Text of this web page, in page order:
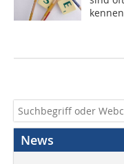
News